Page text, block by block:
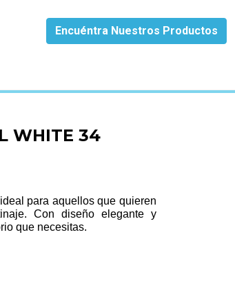
Encuéntra Nuestros Productos
WHITE 34
para aquellos que quieren
Con diseño elegante y
que necesitas.